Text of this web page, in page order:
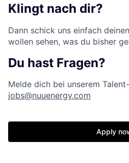
Klingt nach dir?
Dann schick uns einfach
wollen sehen, was du bisher
Du hast Fragen?
Melde dich bei unserem
jobs@nuuenergy.com
Apply